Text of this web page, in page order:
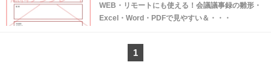
WEB・リモートにも使える！会議議事録の雛形・
Excel・Word・PDFで見やすい＆・・・
1